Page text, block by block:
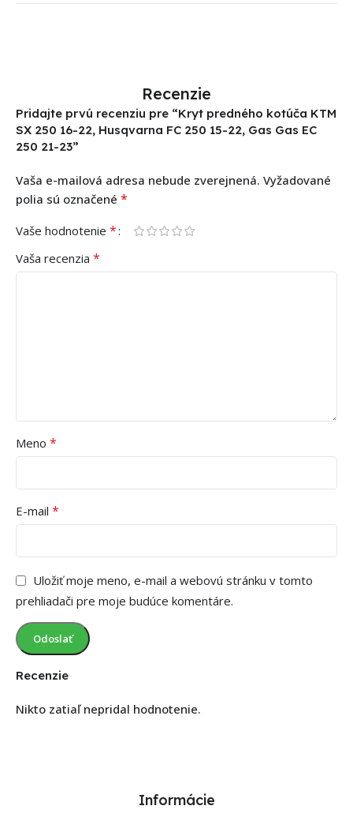
Recenzie
Recenzie
Nikto zatiaľ nepridal hodnotenie.
Pridajte prvú recenziu pre “Kryt predného kotúča KTM
SX 250 16-22, Husqvarna FC 250 15-22, Gas Gas EC
250 21-23”
Vaša e-mailová adresa nebude zverejnená. Vyžadované
polia sú označené *
Vaše hodnotenie *
Vaša recenzia *
Meno *
E-mail *
Uložiť moje meno, e-mail a webovú stránku v tomto
prehliadači pre moje budúce komentáre.
Informácie